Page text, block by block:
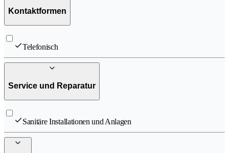
Kontaktformen
Telefonisch
Service und Reparatur
Sanitäre Installationen und Anlagen